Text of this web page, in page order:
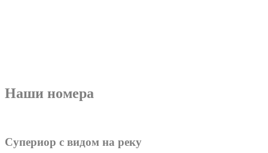
Наши номера
Супериор с видом на реку